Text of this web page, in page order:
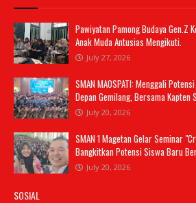
Pawiyatan Pamong Budaya Gen.Z
Anak Muda Antusias Mengikuti.
July 27, 2026
SMAN MAOSPATI: Menggali
Depan Gemilang, Bersama Kapten
July 20, 2026
SMAN 1 Magetan Gelar Seminar
Bangkitkan Potensi Siswa Baru
July 20, 2026
SOSIAL